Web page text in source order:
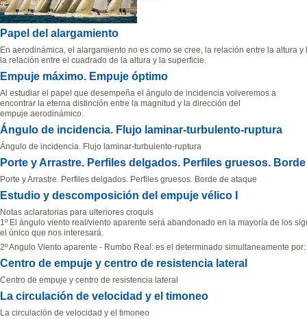
Papel del alargamiento
En aerodinámica, el alargamiento no es como se cree, la relación entre la altura
la relación entre el cuadrado de la altura y la superficie.
Empuje máximo. Empuje óptimo
Al estudiar el papel que desempeña el ángulo de incidencia volveremos a
encontrar la eterna distinción entre la magnitud y la dirección del
empuje aerodinámico.
Ángulo de incidencia. Flujo laminar-turbulento-ruptura
Ángulo de incidencia. Flujo laminar-turbulento-ruptura
Porte y Arrastre. Perfiles delgados. Perfiles gruesos.
Porte y Arrastre. Perfiles delgados. Perfiles gruesos. Borde de ataque
Estudio y descomposición del empuje vélico I
Notas aclaratorias para ulteriores croquis
1º El ángulo viento real/viento aparente será abandonado en la mayoría de los
el único que nos interesará.
2º Angulo Viento aparente - Rumbo Real: es el determinado simultaneamente por:
Centro de empuje y centro de resistencia lateral
Centro de empuje y centro de resistencia lateral
La circulación de velocidad y el timoneo
La circulación de velocidad y el timoneo